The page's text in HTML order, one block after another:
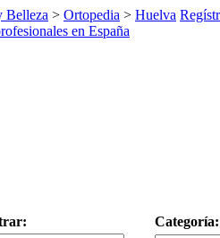
Belleza > Ortopedia > Huelva
Categoría: